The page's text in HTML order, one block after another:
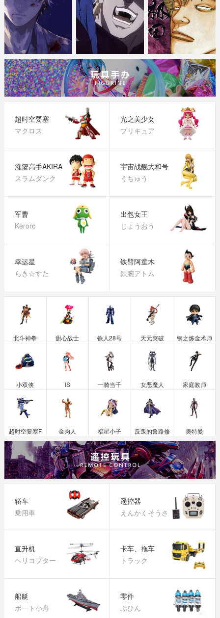
超时空要塞
マクロス
光之美少女
プリキュア
灌篮高手AKIRA
スラムダンク
宇宙战舰大和号
うちゅう
军曹
Keroro
出包女王
じょうおう
幸运星
らき☆すた
铁臂阿童木
鉄腕アトム
北斗神拳 甜心战士 铁人28号 天元突破 钢之炼金术师
小双侠 IS 一骑当千 女恶魔人 家庭教师
超时空要塞F 金肉人 福星小子 反叛的鲁路修 奥特曼
轿车
乗用車
遥控器
えんかくそうさ
直升机
ヘリコプター
卡车、拖车
トラック
船艇
ボ—ト小舟
零件
ぶひん